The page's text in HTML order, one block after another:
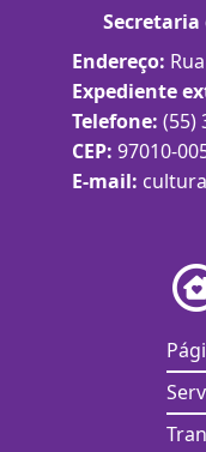
Endereço:
Expediente
Telefone: (55)
CEP: 97010-
E-mail: